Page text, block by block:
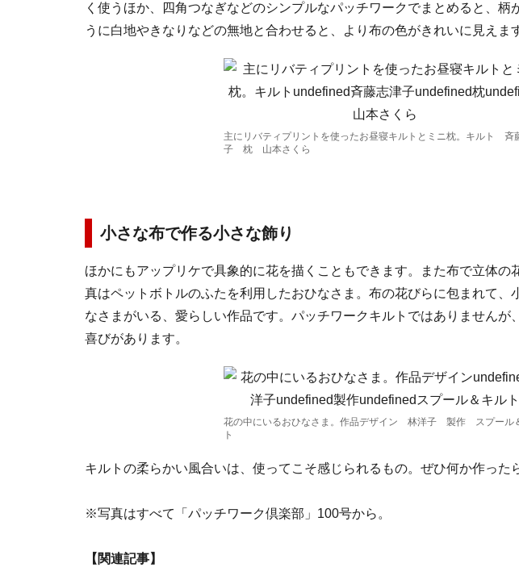
く使うほか、四角つなぎなどのシンプルなパッチワークでまとめると、柄
うに白地やきなりなどの無地と合わせると、より布の色がきれいに見えま
主にリバティプリントを使ったお昼寝キルトとミニ枕。キルト 斉
子 枕 山本さくら
小さな布で作る小さな飾り
ほかにもアップリケで具象的に花を描くこともできます。また布で立体の
真はペットボトルのふたを利用したおひなさま。布の花びらに包まれて、
なさまがいる、愛らしい作品です。パッチワークキルトではありませんが
喜びがあります。
花の中にいるおひなさま。作品デザイン 林洋子 製作 スプール
ト
キルトの柔らかい風合いは、使ってこそ感じられるもの。ぜひ何か作った
※写真はすべて「パッチワーク倶楽部」100号から。
【関連記事】